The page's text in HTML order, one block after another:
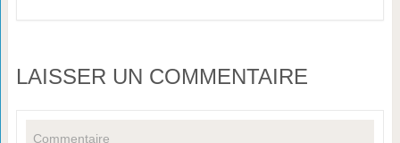
LAISSER UN COMMENTAIRE